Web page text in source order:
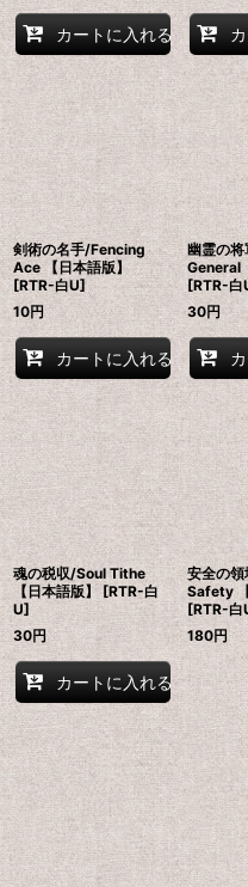
カートに入れる
剣術の名手/Fencing
Ace 【日本語版】
[RTR-白U]
10円
カートに入れる
幽霊の
General
[RTR-白
30円
魂の税収/Soul Tithe
【日本語版】 [RTR-白
U]
30円
カートに入れる
安全の
Safety
[RTR-白
180円